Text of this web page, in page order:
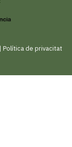
Política de privacitat